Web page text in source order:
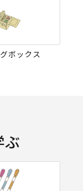
ボックス
ぶ